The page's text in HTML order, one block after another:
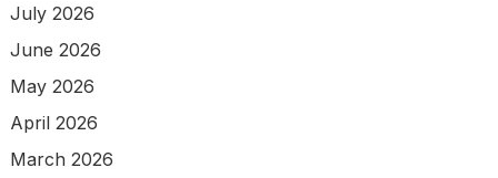
July 2026
June 2026
May 2026
April 2026
March 2026